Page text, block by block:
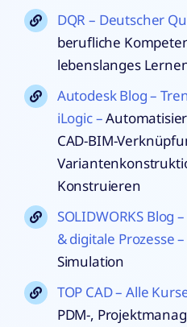
DQR – Deutscher
berufliche
lebenslanges
Autodesk Blog –
iLogic –
CAD-BIM-
Konstruieren
SOLIDWORKS
& digitale Prozesse
Simulation
TOP CAD – Alle
PDM-,